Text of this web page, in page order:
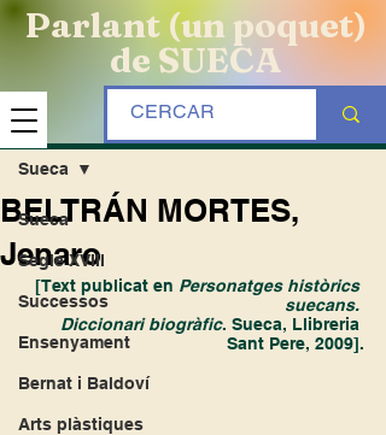
Parlant (un poquet)
de SUECA
Entrada
Sueca
Segle XVIII
Successos
Ensenyament
Bernat i Baldoví
Arts plàstiques
Sueca
BELTRÁN MORTES,
Jenaro
[Text publicat en Personatges històrics
suecans.
Diccionari biogràfic. Sueca, Llibreria
Sant Pere, 2009].